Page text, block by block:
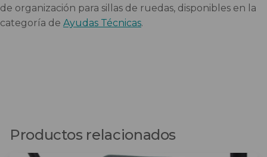
de organización para sillas de ruedas, disponibles en la
categoría de Ayudas Técnicas.
Productos relacionados